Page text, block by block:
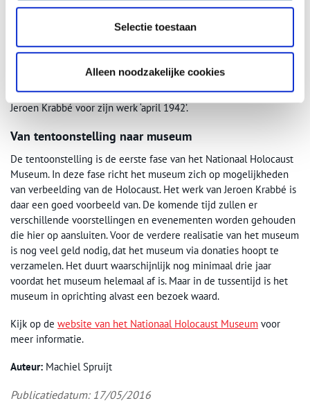
Selectie toestaan
Alleen noodzakelijke cookies
Jeroen Krabbé voor zijn werk ‘april 1942’.
Van tentoonstelling naar museum
De tentoonstelling is de eerste fase van het Nationaal Holocaust
Museum. In deze fase richt het museum zich op mogelijkheden
van verbeelding van de Holocaust. Het werk van Jeroen Krabbé is
daar een goed voorbeeld van. De komende tijd zullen er
verschillende voorstellingen en evenementen worden gehouden
die hier op aansluiten. Voor de verdere realisatie van het museum
is nog veel geld nodig, dat het museum via donaties hoopt te
verzamelen. Het duurt waarschijnlijk nog minimaal drie jaar
voordat het museum helemaal af is. Maar in de tussentijd is het
museum in oprichting alvast een bezoek waard.
Kijk op de website van het Nationaal Holocaust Museum voor
meer informatie.
Auteur: Machiel Spruijt
Publicatiedatum: 17/05/2016